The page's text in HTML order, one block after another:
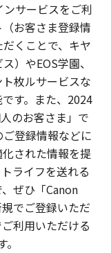
ンサービスをご利
お客さま登録情
くことで、キヤ
）やEOS学園、
枚ルサービスな
す。また、2024
のお客さま」で
登録情報などに
された情報を提
ライフを送れる
ぜひ「Canon
でご登録いただ
利用いただける